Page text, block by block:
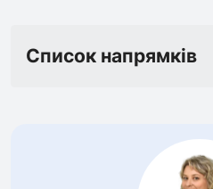
Список напрямків